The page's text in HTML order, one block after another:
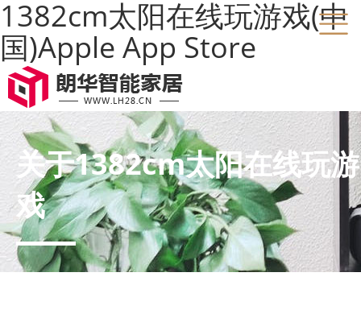
1382cm太阳在线玩游戏(中
国)Apple App Store
关于1382cm太阳在线玩游
戏